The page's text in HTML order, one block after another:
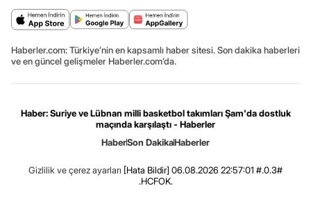
Haberler.com: Türkiye’nin en kapsamlı haber sitesi. Son dakika haberleri
ve en güncel gelişmeler Haberler.com’da.
Haber: Suriye ve Lübnan milli basketbol takımları Şam'da dostluk
maçında karşılaştı - Haberler
HaberSon DakikaHaberler
Gizlilik ve çerez ayarları [Hata Bildir] 06.08.2026 22:57:01 #.0.3#
.HCFOK.